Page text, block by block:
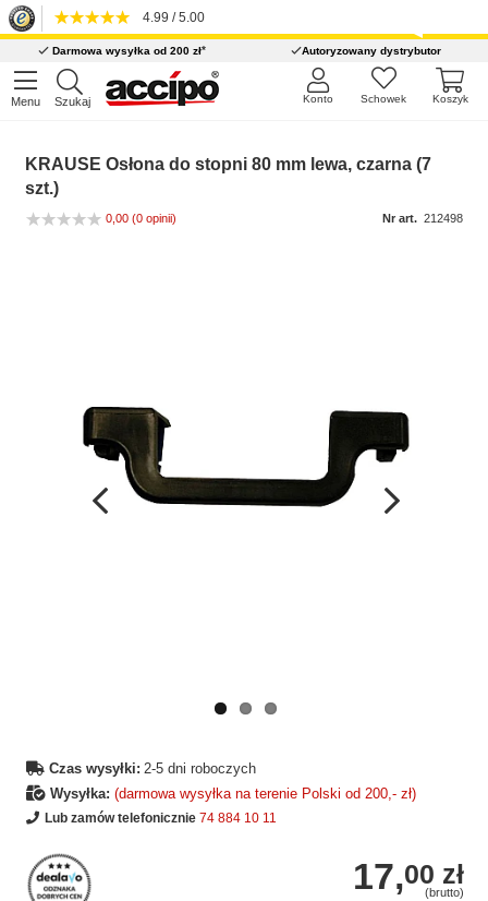
4.99 / 5.00
Darmowa wysyłka od 200 zł* Autoryzowany dystrybutor
Menu Szukaj Koszyk
Schowek
Konto
KRAUSE Osłona do stopni 80 mm lewa, czarna (7
szt.)
0,00 (0 opinii) Nr art. 212498
Czas wysyłki: 2-5 dni roboczych
Wysyłka: (darmowa wysyłka na terenie Polski od 200,- zł)
Lub zamów telefonicznie 74 884 10 11
17,00 zł
(brutto)